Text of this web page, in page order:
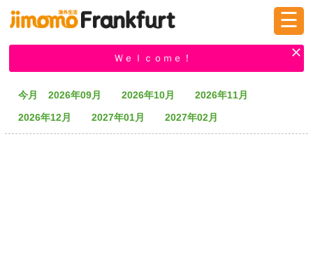
掲示板 タウン情報 教えて！
☰
Ｗｅｌｃｏｍｅ！
今月 2026年09月 2026年10月
2026年11月
2026年12月
2027年01月 2027年02月